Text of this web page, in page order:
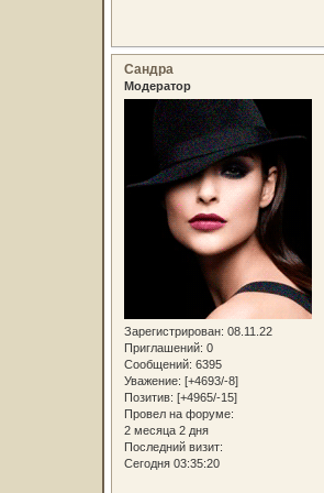
Сандра
Модератор
Зарегистрирован: 08.11.22
Приглашений: 0
Сообщений: 6395
Уважение: [+4693/-8]
Позитив: [+4965/-15]
Провел на форуме:
2 месяца 2 дня
Последний визит:
Сегодня 03:35:20